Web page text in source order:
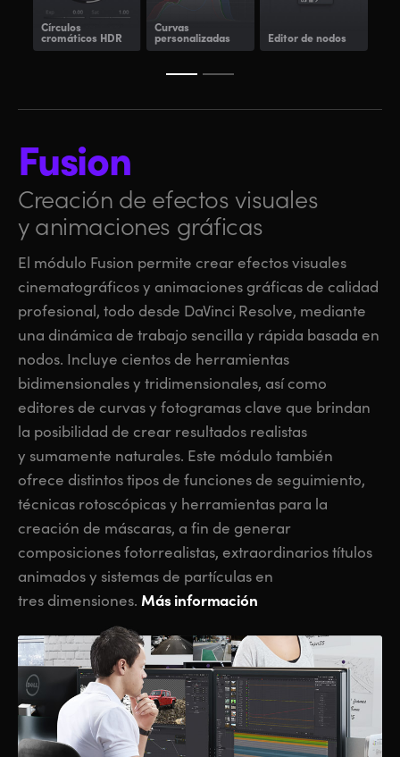
Círculos
cromáticos HDR
Curvas
personalizadas Editor de nodos
Fusion
Creación de efectos visuales
y animaciones gráficas
El módulo Fusion permite crear efectos visuales
cinematográficos y animaciones gráficas de calidad
profesional, todo desde DaVinci Resolve, mediante
una dinámica de trabajo sencilla y rápida basada en
nodos. Incluye cientos de herramientas
bidimensionales y tridimensionales, así como
editores de curvas y fotogramas clave que brindan
la posibilidad de crear resultados realistas
y sumamente naturales. Este módulo también
ofrece distintos tipos de funciones de seguimiento,
técnicas rotoscópicas y herramientas para la
creación de máscaras, a fin de generar
composiciones fotorrealistas, extraordinarios títulos
animados y sistemas de partículas en
tres dimensiones. Más información